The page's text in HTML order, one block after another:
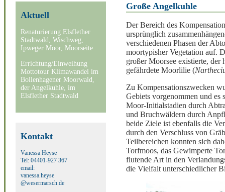
Aktuell
Renaturierung Elsflether
Stadtwald, Wischweg,
Ipweger Moor, Moorseite
Errichtung/Einweihung
Mottotour Klimawandel im
Bollenhagener Moorwald,
der Angelkuhle, im
Elsflether Stadtwald
Kontakt
Vanessa Heyse
Tel: 04401-927 367
email:
vanessa.heyse
@wesermarsch.de
Große Angelkuhle
Der Bereich des
ursprünglich
verschiedenen Phasen der
moortypisher Vegetation auf.
großer Moorsee existierte,
gefährdete Moorlilie (
Zu Kompensationszwecken
Gebiets vorgenommen und
Moor-Initialstadien durch
und Bruchwäldern durch
beide Ziele ist ebenfalls die
durch den Verschluss von
Teilbereichen konnten sich
Torfmoos, das Gewimperte
flutende Art in den
die Vielfalt unterschiedlicher